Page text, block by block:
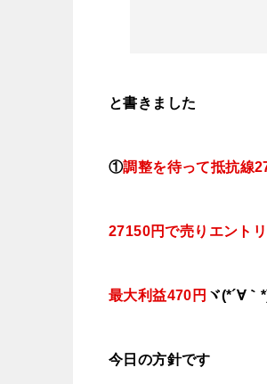
と書きました
①調整を待って抵抗線
27150円で売りエント
最大利益470円 ヾ(*´∀｀
今日 の方針です